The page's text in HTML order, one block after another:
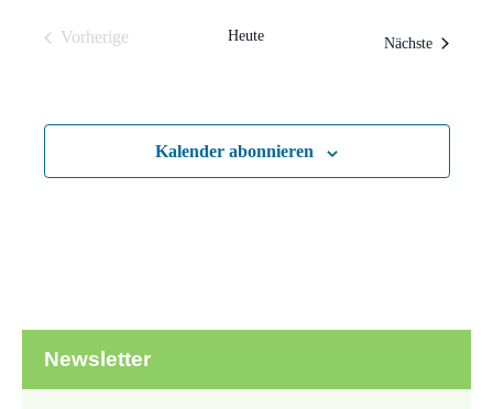
Vorherige
Heute Nächste
Kalender abonnieren
Newsletter